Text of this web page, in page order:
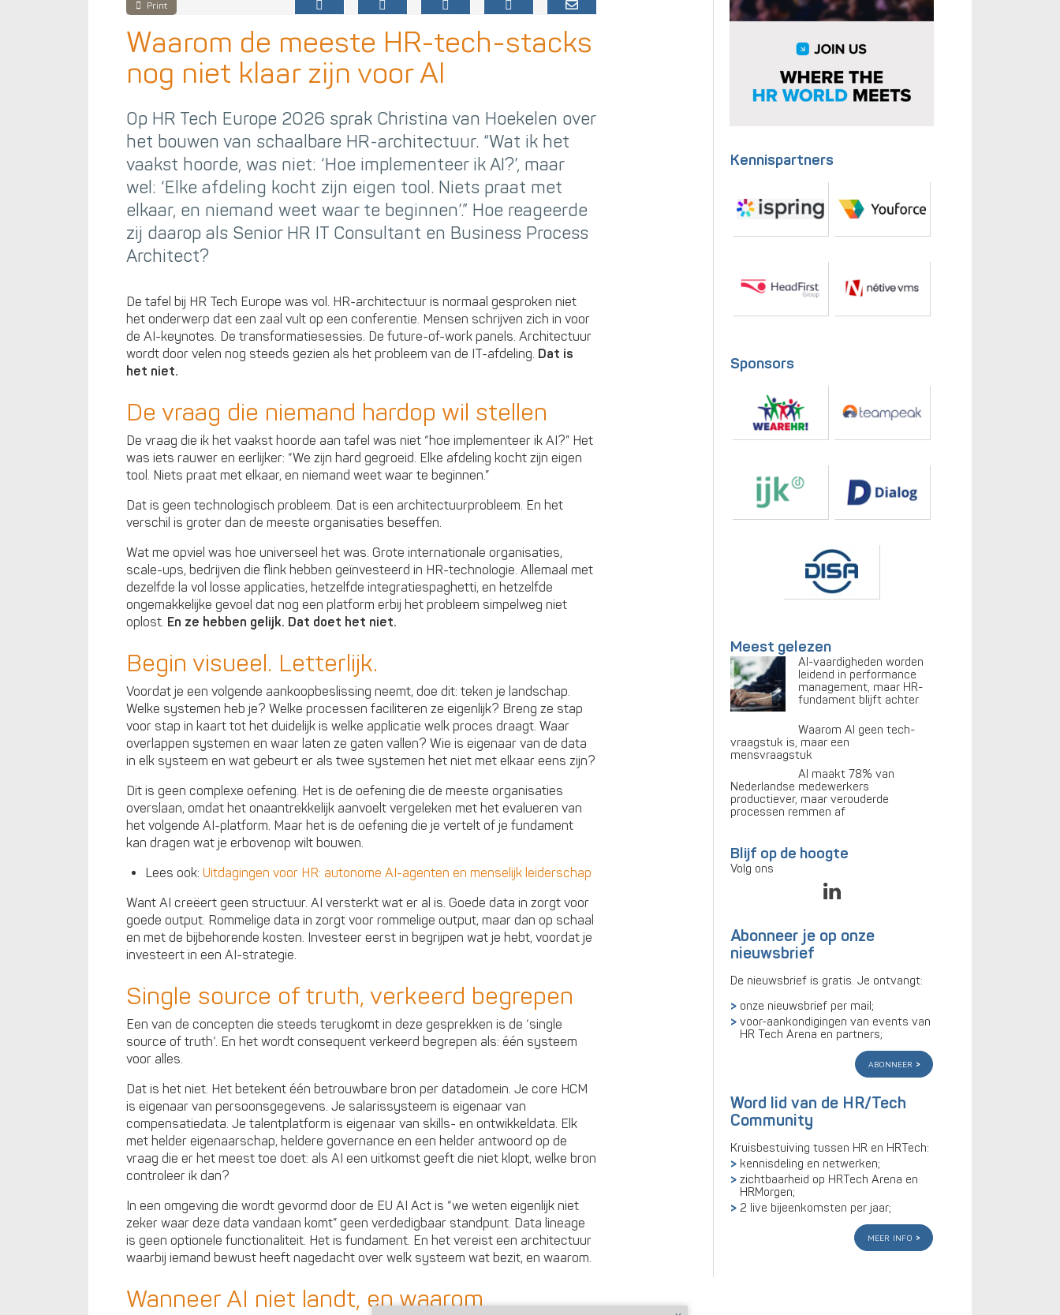
Print
Waarom de meeste HR-tech-stacks
nog niet klaar zijn voor AI
Op HR Tech Europe 2026 sprak Christina van Hoekelen over
het bouwen van schaalbare HR-architectuur. “Wat ik het
vaakst hoorde, was niet: ‘Hoe implementeer ik AI?’, maar
wel: ‘Elke afdeling kocht zijn eigen tool. Niets praat met
elkaar, en niemand weet waar te beginnen’.” Hoe reageerde
zij daarop als Senior HR IT Consultant en Business Process
Architect?
De tafel bij HR Tech Europe was vol. HR-architectuur is normaal gesproken niet
het onderwerp dat een zaal vult op een conferentie. Mensen schrijven zich in voor
de AI-keynotes. De transformatiesessies. De future-of-work panels. Architectuur
wordt door velen nog steeds gezien als het probleem van de IT-afdeling. Dat is
het niet.
De vraag die niemand hardop wil stellen
De vraag die ik het vaakst hoorde aan tafel was niet “hoe implementeer ik AI?” Het
was iets rauwer en eerlijker: “We zijn hard gegroeid. Elke afdeling kocht zijn eigen
tool. Niets praat met elkaar, en niemand weet waar te beginnen.”
Dat is geen technologisch probleem. Dat is een architectuurprobleem. En het
verschil is groter dan de meeste organisaties beseffen.
Wat me opviel was hoe universeel het was. Grote internationale organisaties,
scale-ups, bedrijven die flink hebben geïnvesteerd in HR-technologie. Allemaal met
dezelfde la vol losse applicaties, hetzelfde integratiespaghetti, en hetzelfde
ongemakkelijke gevoel dat nog een platform erbij het probleem simpelweg niet
oplost. En ze hebben gelijk. Dat doet het niet.
Begin visueel. Letterlijk.
Voordat je een volgende aankoopbeslissing neemt, doe dit: teken je landschap.
Welke systemen heb je? Welke processen faciliteren ze eigenlijk? Breng ze stap
voor stap in kaart tot het duidelijk is welke applicatie welk proces draagt. Waar
overlappen systemen en waar laten ze gaten vallen? Wie is eigenaar van de data
in elk systeem en wat gebeurt er als twee systemen het niet met elkaar eens zijn?
Dit is geen complexe oefening. Het is de oefening die de meeste organisaties
overslaan, omdat het onaantrekkelijk aanvoelt vergeleken met het evalueren van
het volgende AI-platform. Maar het is de oefening die je vertelt of je fundament
kan dragen wat je erbovenop wilt bouwen.
Lees ook: Uitdagingen voor HR: autonome AI-agenten en menselijk leiderschap
Want AI creëert geen structuur. AI versterkt wat er al is. Goede data in zorgt voor
goede output. Rommelige data in zorgt voor rommelige output, maar dan op schaal
en met de bijbehorende kosten. Investeer eerst in begrijpen wat je hebt, voordat je
investeert in een AI-strategie.
Single source of truth, verkeerd begrepen
Een van de concepten die steeds terugkomt in deze gesprekken is de ‘single
source of truth’. En het wordt consequent verkeerd begrepen als: één systeem
voor alles.
Dat is het niet. Het betekent één betrouwbare bron per datadomein. Je core HCM
is eigenaar van persoonsgegevens. Je salarissysteem is eigenaar van
compensatiedata. Je talentplatform is eigenaar van skills- en ontwikkeldata. Elk
met helder eigenaarschap, heldere governance en een helder antwoord op de
vraag die er het meest toe doet: als AI een uitkomst geeft die niet klopt, welke bron
controleer ik dan?
In een omgeving die wordt gevormd door de EU AI Act is “we weten eigenlijk niet
zeker waar deze data vandaan komt” geen verdedigbaar standpunt. Data lineage
is geen optionele functionaliteit. Het is fundament. En het vereist een architectuur
waarbij iemand bewust heeft nagedacht over welk systeem wat bezit, en waarom.
Wanneer AI niet landt, en waarom
Kennispartners
Sponsors
Meest gelezen
AI-vaardigheden worden
leidend in performance
management, maar HR-
fundament blijft achter
Waarom AI geen tech-
vraagstuk is, maar een
mensvraagstuk
AI maakt 78% van
Nederlandse medewerkers
productiever, maar verouderde
processen remmen af
Blijf op de hoogte
Volg ons
Abonneer je op onze
nieuwsbrief
De nieuwsbrief is gratis. Je ontvangt:
onze nieuwsbrief per mail;
voor-aankondigingen van events van
HR Tech Arena en partners;
abonneer
Word lid van de HR/Tech
Community
Kruisbestuiving tussen HR en HRTech:
kennisdeling en netwerken;
zichtbaarheid op HRTech Arena en
HRMorgen;
2 live bijeenkomsten per jaar;
meer info